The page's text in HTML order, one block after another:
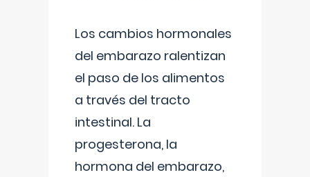
Los cambios hormonales
del embarazo ralentizan
el paso de los alimentos
a través del tracto
intestinal. La
progesterona, la
hormona del embarazo,